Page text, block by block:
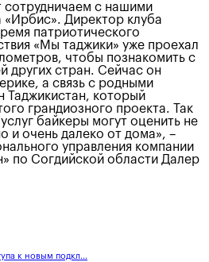
сотрудничаем с нашими
«Ирбис». Директор клуба
патриотического
«Мы таджики» уже проехал
чтобы познакомить с
других стран. Сейчас он
а связь с родными
Таджикистан, который
грандиозного проекта. Так
байкеры могут оценить не
и очень далеко от дома», –
управления компании
по Согдийской области Далер
к новым подкл...